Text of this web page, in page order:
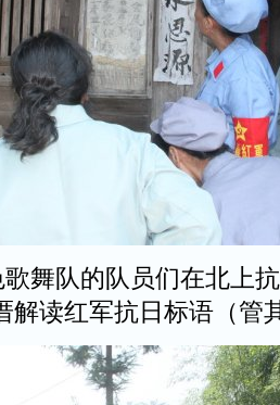
舞队的队员们在北上
解读红军抗日标语（管